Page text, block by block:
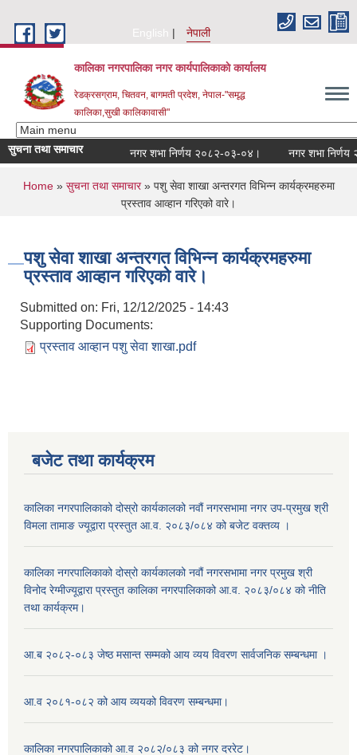
English
नेपाली
कालिका नगरपालिका नगर कार्यपालिकाकाे कार्यालय
रेडक्रसग्राम, चितवन, बागमती प्रदेश, नेपाल-"समृद्ध
कालिका,सुखी कालिकावासी"
सुचना तथा समाचार नगर शभा निर्णय २०८२-०३-०४। नगर शभा निर्णय
You are here
Home» सुचना तथा समाचार» पशु सेवा शाखा अन्तरगत विभिन्न कार्यक्रमहरुमा
प्रस्ताव आव्हान गरिएको वारे।
पशु सेवा शाखा अन्तरगत विभिन्न कार्यक्रमहरुमा
प्रस्ताव आव्हान गरिएको वारे।
Submitted on: Fri, 12/12/2025 - 14:43
Supporting Documents:
प्रस्ताव आव्हान पशु सेवा शाखा.pdf
बजेट तथा कार्यक्रम
कालिका नगरपालिकाको दोस्रो कार्यकालको नवौं नगरसभामा नगर उप-प्रमुख श्री
विमला तामाङ ज्यूद्वारा प्रस्तुत आ.व. २०८३/०८४ को बजेट वक्तव्य ।
कालिका नगरपालिकाको दोस्रो कार्यकालको नवौं नगरसभामा नगर प्रमुख श्री
विनोद रेग्मीज्यूद्वारा प्रस्तुत कालिका नगरपालिकाको आ.व. २०८३/०८४ को नीति
तथा कार्यक्रम।
आ.ब २०८२-०८३ जेष्ठ मसान्त सम्मको आय व्यय विवरण सार्वजनिक सम्बन्धमा ।
आ.व २०८१-०८२ को आय व्ययको विवरण सम्बन्धमा।
कालिका नगरपालिकाको आ.व २०८२/०८३ को नगर दररेट।